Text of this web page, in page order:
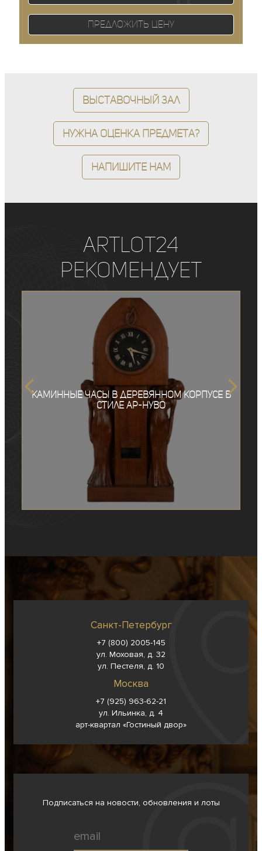
Предложить цену
Выставочный зал
Нужна оценка предмета?
Напишите нам
ArtLot24
рекомендует
Каминные часы в деревянном корпусе в
стиле ар-нуво
Санкт-Петербург
+7 (800) 2005-145
ул. Моховая, д. 32
ул. Пестеля, д. 10
Москва
+7 (925) 963-62-21
ул. Ильинка, д. 4
арт-квартал «Гостиный двор»
Подписаться на новости, обновления и лоты